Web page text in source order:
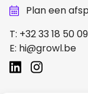
Plan een
T: +32 33 18 50 09
E: hi@growl.be